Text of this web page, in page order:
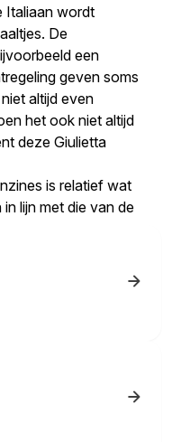
Italiaan wordt
De
een
geven soms
altijd even
het ook niet altijd
deze Giulietta
is relatief wat
lijn met die van de